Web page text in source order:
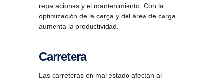
reparaciones y el mantenimiento. Con la
optimización de la carga y del área de carga,
aumenta la productividad.
Carre­tera
Las carreteras en mal estado afectan al